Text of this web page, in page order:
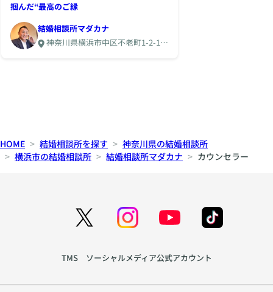
掴んだ“最高のご縁
結婚相談所マダカナ
HOME 結婚相談所を探す
神奈川県の結婚相談所
横浜市の結婚相談所
結婚相談所マダカナ カウンセラー
TMS ソーシャルメディア公式アカウント